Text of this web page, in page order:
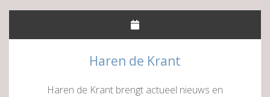
Haren de Krant
Haren de Krant brengt actueel nieuws en